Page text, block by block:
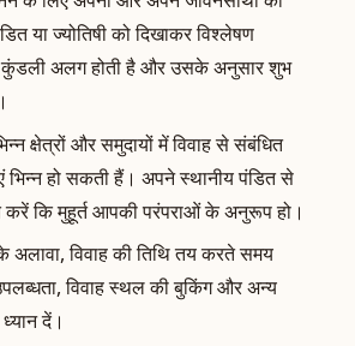
या ज्योतिषी को दिखाकर विश्लेषण
कुंडली अलग होती है और उसके अनुसार शुभ
क्षेत्रों और समुदायों में विवाह से संबंधित
भिन्न हो सकती हैं। अपने स्थानीय पंडित से
करें कि मुहूर्त आपकी परंपराओं के अनुरूप हो।
अलावा, विवाह की तिथि तय करते समय
विवाह स्थल की बुकिंग और अन्य
दें।